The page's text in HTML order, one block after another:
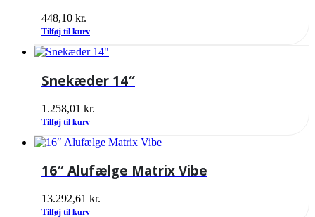
448,10 kr.
Tilføj til kurv
Snekæder 14″
1.258,01 kr.
Tilføj til kurv
16″ Alufælge Matrix Vibe
13.292,61 kr.
Tilføj til kurv